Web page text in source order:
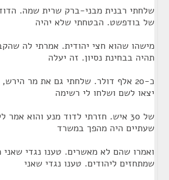
שלחתי רבנית מבני-ברק שרית שמה.
של בודפשט. הבטחתי שלא יהיה
מישהו שהוא חצי יהודית. אמרתי לה
תהיה בבחינת נסיון. זה יעלה
כ-20 אלף דולר. שלחתי גם את מר
יצאו לשם ושלחו לי רשימה
של 30 איש. חזרתי לדוד מנע והוא
שעתיים היה מהפך במשרד
ואמרו שהם לא מאשרים. טענו נגדי שאני
שמתחזים ליהודים. טענו נגדי שאני